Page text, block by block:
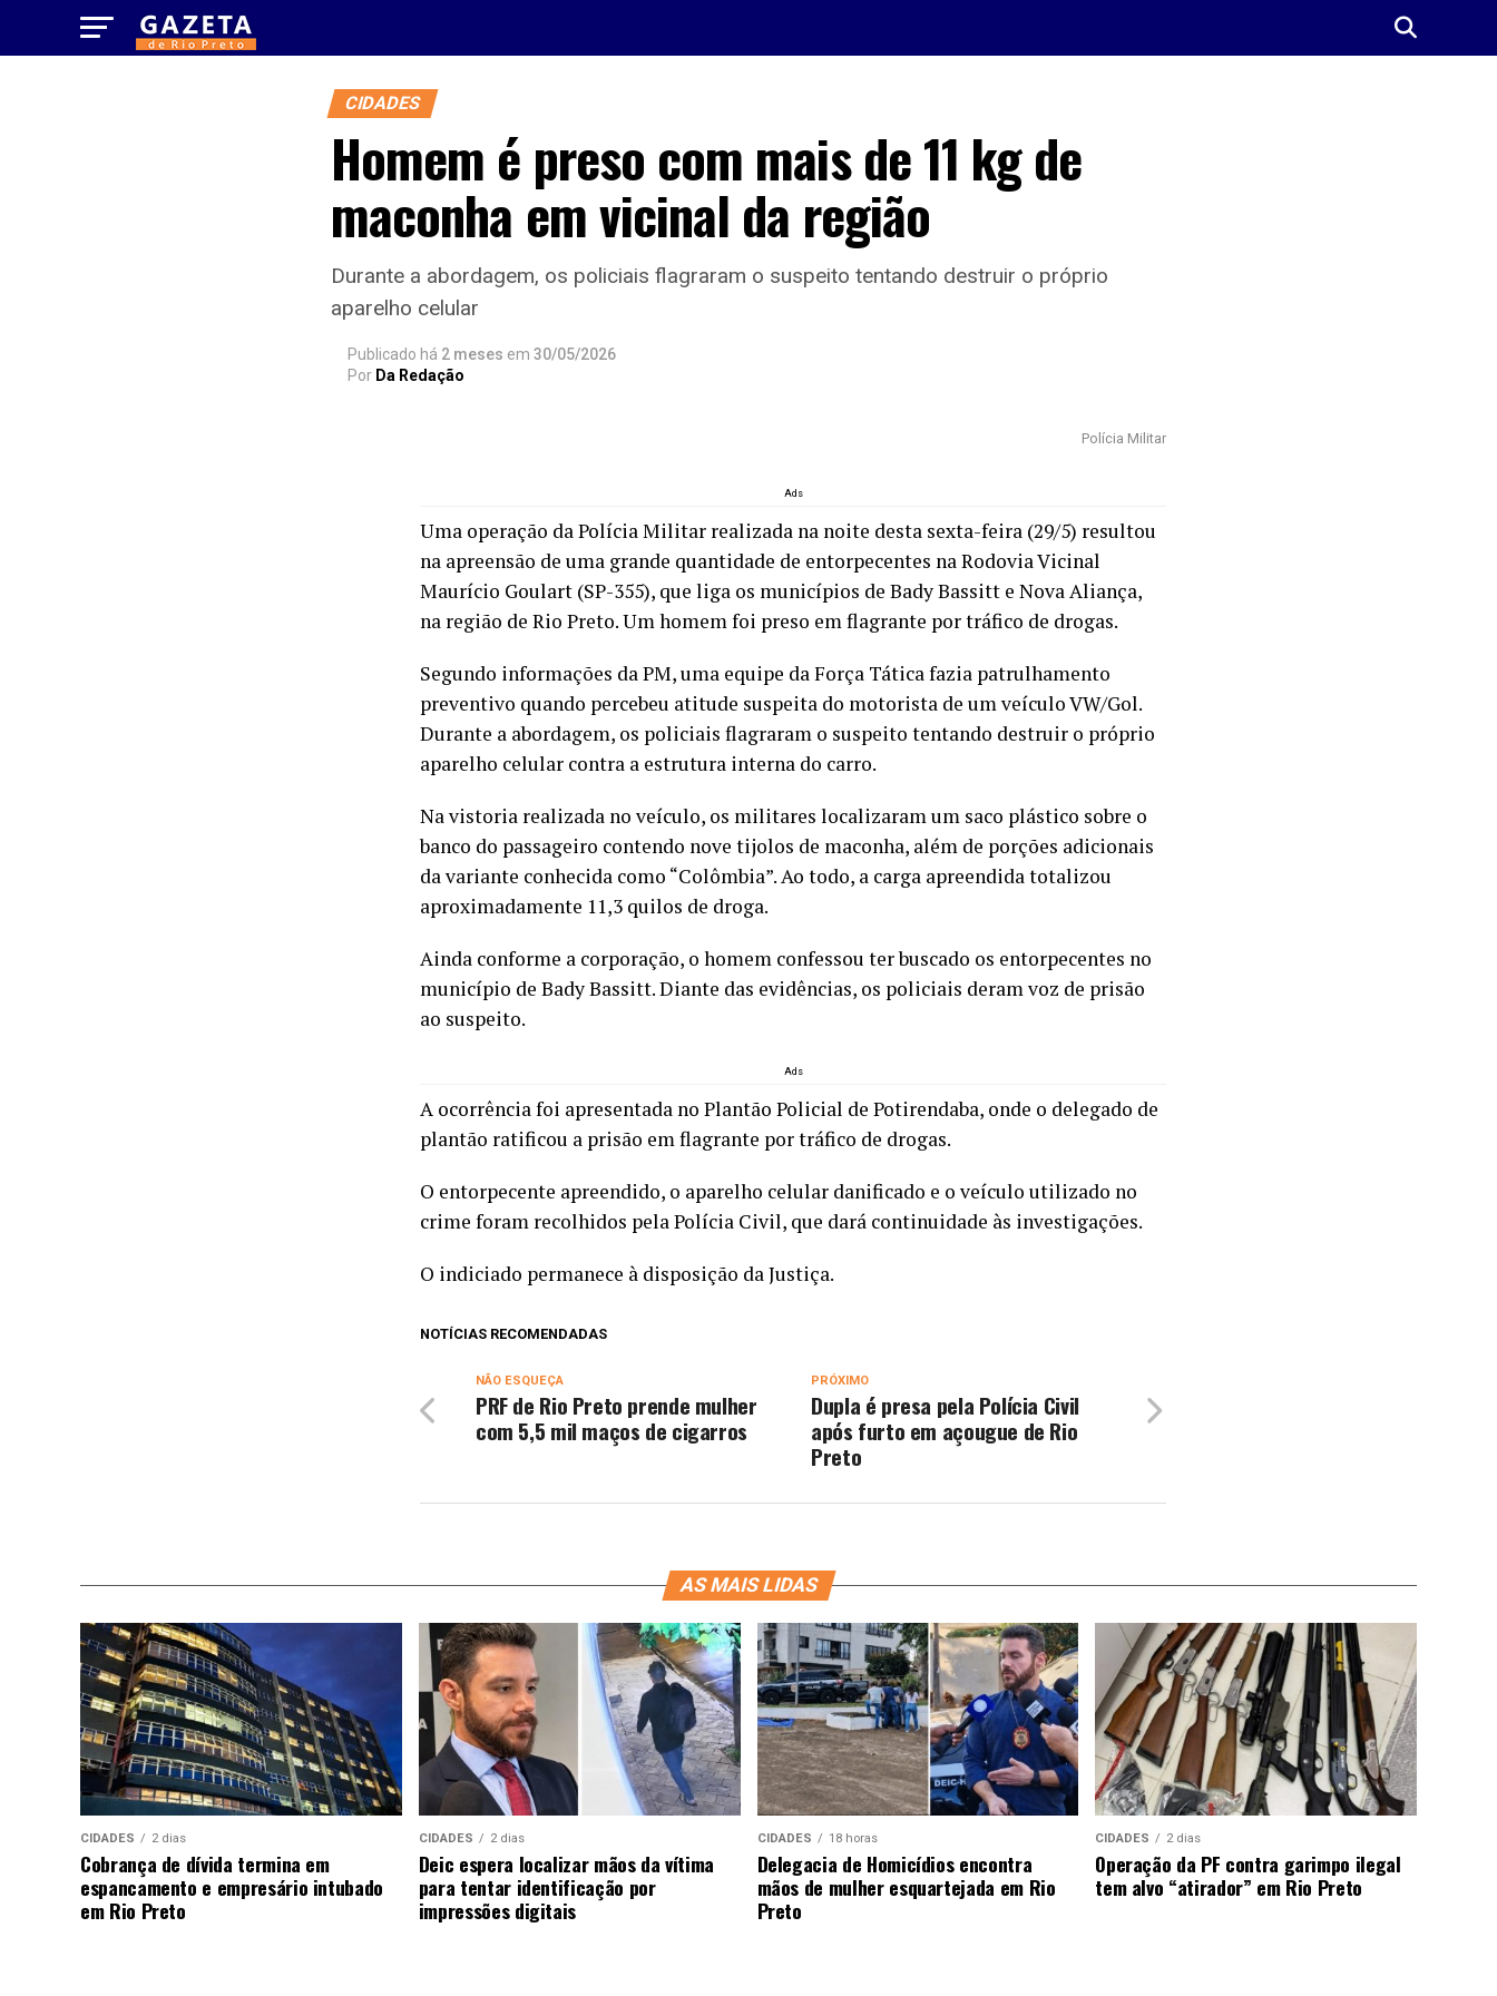
CIDADES
Homem é preso com mais de 11 kg de
maconha em vicinal da região
Durante a abordagem, os policiais flagraram o suspeito tentando destruir o próprio
aparelho celular
Publicado há 2 meses em 30/05/2026
Por Da Redação
Polícia Militar
Ads
Uma operação da Polícia Militar realizada na noite desta sexta-feira (29/5) resultou
na apreensão de uma grande quantidade de entorpecentes na Rodovia Vicinal
Maurício Goulart (SP-355), que liga os municípios de Bady Bassitt e Nova Aliança,
na região de Rio Preto. Um homem foi preso em flagrante por tráfico de drogas.
Segundo informações da PM, uma equipe da Força Tática fazia patrulhamento
preventivo quando percebeu atitude suspeita do motorista de um veículo VW/Gol.
Durante a abordagem, os policiais flagraram o suspeito tentando destruir o próprio
aparelho celular contra a estrutura interna do carro.
Na vistoria realizada no veículo, os militares localizaram um saco plástico sobre o
banco do passageiro contendo nove tijolos de maconha, além de porções adicionais
da variante conhecida como “Colômbia”. Ao todo, a carga apreendida totalizou
aproximadamente 11,3 quilos de droga.
Ainda conforme a corporação, o homem confessou ter buscado os entorpecentes no
município de Bady Bassitt. Diante das evidências, os policiais deram voz de prisão
ao suspeito.
Ads
A ocorrência foi apresentada no Plantão Policial de Potirendaba, onde o delegado de
plantão ratificou a prisão em flagrante por tráfico de drogas.
O entorpecente apreendido, o aparelho celular danificado e o veículo utilizado no
crime foram recolhidos pela Polícia Civil, que dará continuidade às investigações.
O indiciado permanece à disposição da Justiça.
NOTÍCIAS RECOMENDADAS
PRÓXIMO
Dupla é presa pela Polícia Civil
após furto em açougue de Rio
Preto
NÃO ESQUEÇA
PRF de Rio Preto prende mulher
com 5,5 mil maços de cigarros
AS MAIS LIDAS
CIDADES 2 dias
Cobrança de dívida termina em
espancamento e empresário intubado
em Rio Preto
CIDADES 2 dias
Deic espera localizar mãos da vítima
para tentar identificação por
impressões digitais
CIDADES 18 horas
Delegacia de Homicídios encontra
mãos de mulher esquartejada em Rio
Preto
CIDADES 2 dias
Operação da PF contra garimpo ilegal
tem alvo “atirador” em Rio Preto